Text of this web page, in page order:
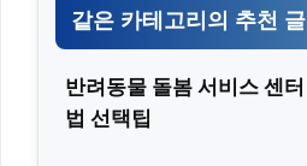
같은 카테고리의 추천 글
반려동물 돌봄 서비스 센
법 선택팁